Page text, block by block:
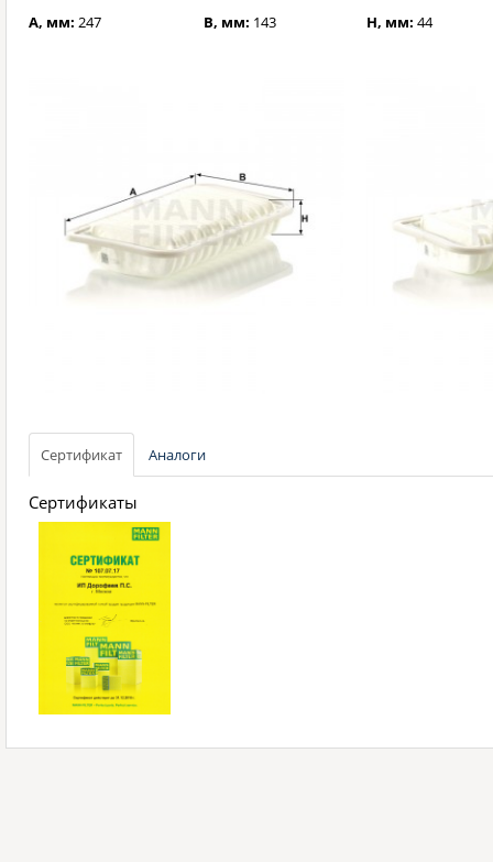
A, мм: 247 B, мм: 143 H, мм:44
Сертификат Аналоги
Сертификаты